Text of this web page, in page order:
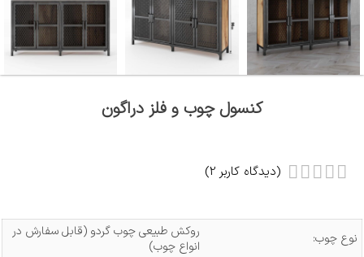
کنسول چوب و فلز دراگون
(دیدگاه کاربر 2
)
نوع چوب:
روکش طبیعی چوب گردو (قابل سفارش در
انواع چوب)